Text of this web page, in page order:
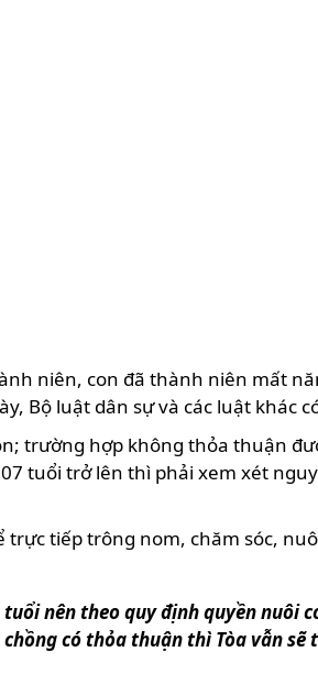
niên, con đã thành niên mất
Bộ luật dân sự và các luật khác
trường hợp không thỏa thuận
tuổi trở lên thì phải xem xét
tiếp trông nom, chăm sóc,
nên theo quy định quyền nuôi
có thỏa thuận thì Tòa vẫn sẽ